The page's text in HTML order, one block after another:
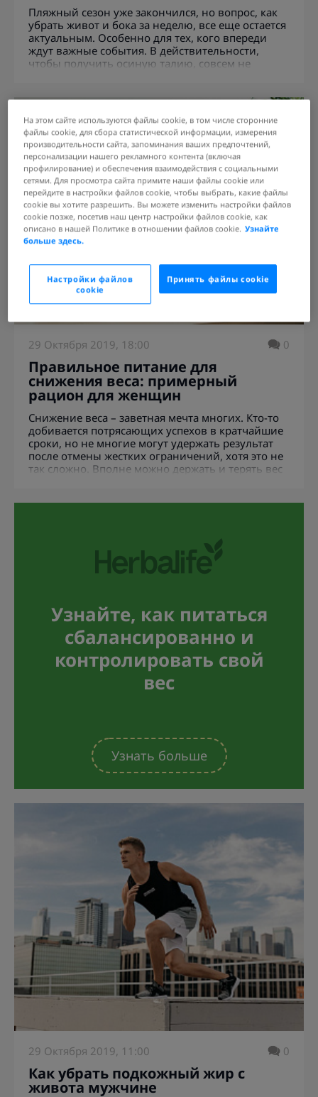
Пляжный сезон уже закончился, но вопрос, как
убрать живот и бока за неделю, все еще остается
актуальным. Особенно для тех, кого впереди
ждут важные события. В действительности,
чтобы получить осиную талию, совсем не
соблюдать несколько важных пунктов.
29 Октября 2019, 18:00 0
Правильное питание для
снижения веса: примерный
рацион для женщин
Снижение веса – заветная мечта многих. Кто-то
добивается потрясающих успехов в кратчайшие
сроки, но не многие могут удержать результат
после отмены жестких ограничений, хотя это не
так сложно. Вполне можно держать и терять вес
за режимом питания;
Узнайте, как питаться
сбалансированно и
контролировать свой
вес
Узнать больше
29 Октября 2019, 11:00 0
Как убрать подкожный жир с
живота мужчине
На этом сайте используются файлы cookie, в том числе сторонние
файлы cookie, для сбора статистической информации, измерения
производительности сайта, запоминания ваших предпочтений,
персонализации нашего рекламного контента (включая
профилирование) и обеспечения взаимодействия с социальными
сетями. Для просмотра сайта примите наши файлы cookie или
перейдите в настройки файлов cookie, чтобы выбрать, какие файлы
cookie вы хотите разрешить. Вы можете изменить настройки файлов
cookie позже, посетив наш центр настройки файлов cookie, как
описано в нашей Политике в отношении файлов cookie. Узнайте
больше здесь.
Принять файлы cookie
Настройки файлов
cookie